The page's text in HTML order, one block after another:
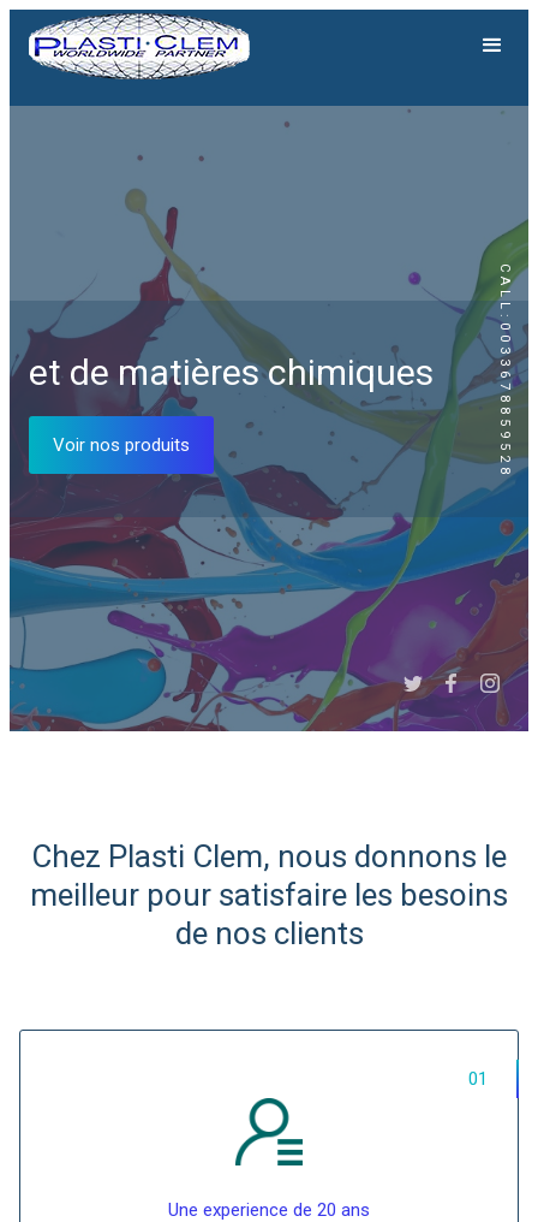
CALL:0033678859528
et de matières chimiques
Voir nos produits
Expert Afrique du Nord et
de l'Ouest
plastiques...
Génération solaire
Equipements solaires
Voir nos produits
Chez Plasti Clem, nous donnons le
meilleur pour satisfaire les besoins
de nos clients
01
Une experience de 20 ans